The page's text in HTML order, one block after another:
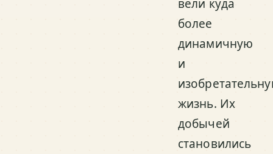
вели куда
более
динамичную
и
жизнь. Их
добычей
становились